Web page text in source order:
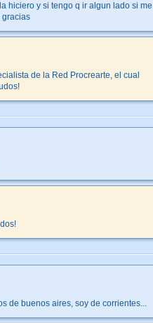
hiciero y si tengo q ir algun lado si me
gracias
de la Red Procrearte, el cual
de buenos aires, soy de corrientes...